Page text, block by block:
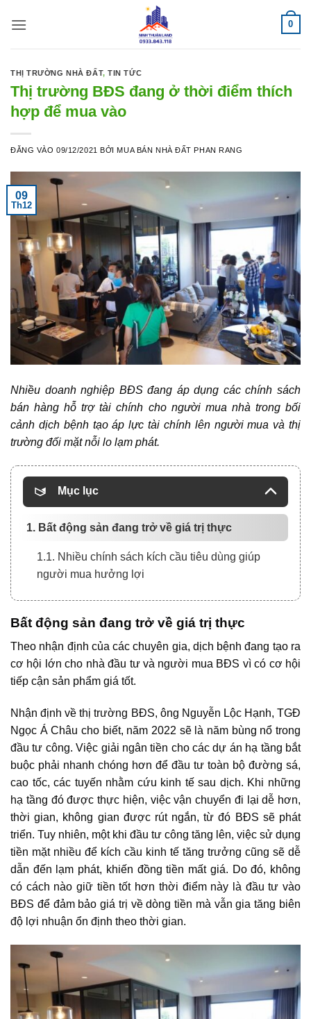
qua
0
THỊ TRƯỜNG NHÀ ĐẤT,TIN TỨC
Thị trường BĐS đang ở thời điểm thích
hợp để mua vào
ĐĂNG VÀO09/12/2021 BỞI MUA BÁN NHÀ ĐẤT PHAN RANG
09
Th12
Nhiều doanh nghiệp BĐSđang áp dụng các chính sách
bán hàng hỗ trợ tài chính cho người mua nhà trong bối
cảnh dịch bệnh tạo áp lực tài chính lên người mua và thị
trường đối mặt nỗi lo lạm phát.
Mục lục
1. Bất động sản đang trở về giá trị thực
1.1. Nhiều chính sách kích cầu tiêu dùng giúp
người mua hưởng lợi
Bất động sản đang trở về giá trị thực
Theo nhận định của các chuyên gia, dịch bệnh đang tạo ra
cơ hội lớn cho nhà đầu tư và người mua BĐS vì có cơ hội
tiếp cận sản phẩm giá tốt.
Nhận định vềthị trường BĐS, ông Nguyễn Lộc Hạnh, TGĐ
Ngọc Á Châu cho biết, năm 2022 sẽ là năm bùng nổ trong
đầu tư công. Việc giải ngân tiền cho các dự án hạ tầng bắt
buộc phải nhanh chóng hơn để đầu tư toàn bộ đường sá,
cao tốc, các tuyến nhằm cứu kinh tế sau dịch. Khi những
hạ tầng đó được thực hiện, việc vận chuyển đi lại dễ hơn,
thời gian, không gian được rút ngắn, từ đó BĐS sẽ phát
triển. Tuy nhiên, một khi đầu tư công tăng lên, việc sử dụng
tiền mặt nhiều để kích cầu kinh tế tăng trưởng cũng sẽ dễ
dẫn đến lạm phát, khiến đồng tiền mất giá. Do đó, không
có cách nào giữ tiền tốt hơn thời điểm này là đầu tư vào
BĐS để đảm bảo giá trị về dòng tiền mà vẫn gia tăng biên
độ lợi nhuận ổn định theo thời gian.